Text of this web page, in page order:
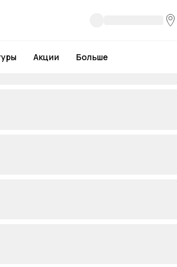
Акции Больше